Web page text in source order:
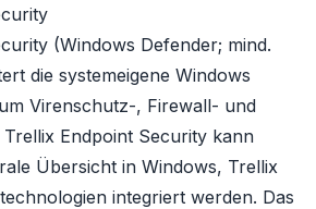
(Windows Defender; mind.
die systemeigene Windows
Virenschutz-, Firewall- und
Endpoint Security kann
Übersicht in Windows, Trellix
integriert werden. Das